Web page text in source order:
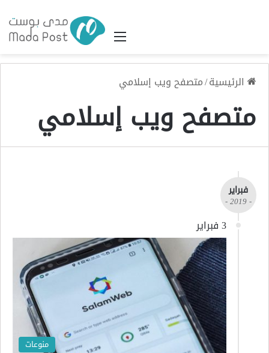
القائمة
الرئيسية/متصفح ويب إسلامي
متصفح ويب إسلامي
فبراير
- 2019 -
3 فبراير
منوعات